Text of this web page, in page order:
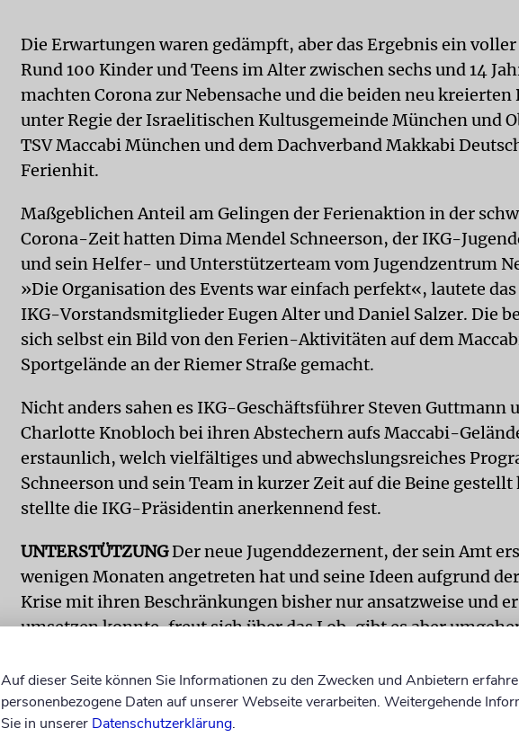
Die Erwartungen waren gedämpft, aber das Ergebnis ein
Rund 100 Kinder und Teens im Alter zwischen sechs und 14
machten Corona zur Nebensache und die beiden neu kreierten
unter Regie der Israelitischen Kultusgemeinde München und
TSV Maccabi München und dem Dachverband Makkabi
Ferienhit.
Maßgeblichen Anteil am Gelingen der Ferienaktion in der
Corona-Zeit hatten Dima Mendel Schneerson, der IKG-
und sein Helfer- und Unterstützerteam vom Jugendzentrum
»Die Organisation des Events war einfach perfekt«, lautete
IKG-Vorstandsmitglieder Eugen Alter und Daniel Salzer. Die
sich selbst ein Bild von den Ferien-Aktivitäten auf dem
Sportgelände an der Riemer Straße gemacht.
Nicht anders sahen es IKG-Geschäftsführer Steven Guttmann
Charlotte Knob­loch bei ihren Abstechern aufs Maccabi-
erstaunlich, welch vielfältiges und abwechslungsreiches
Schneerson und sein Team in kurzer Zeit auf die Beine gestellt
stellte die IKG-Präsidentin anerkennend fest.
UNTERSTÜTZUNGDer neue Jugenddezernent, der sein Amt
wenigen Monaten angetreten hat und seine Ideen aufgrund
Krise mit ihren Beschränkungen bisher nur ansatzweise und
umsetzen konnte, freut sich über das Lob, gibt es aber
Maccabi mit Präsident Robby Rajber an der Spitze wäre das
Form nicht möglich gewesen.
Auf dieser Seite können Sie Informationen zu den Zwecken und Anbietern
personenbezogene Daten auf unserer Webseite verarbeiten. Weitergehende
Sie in unserer Datenschutzerklärung.